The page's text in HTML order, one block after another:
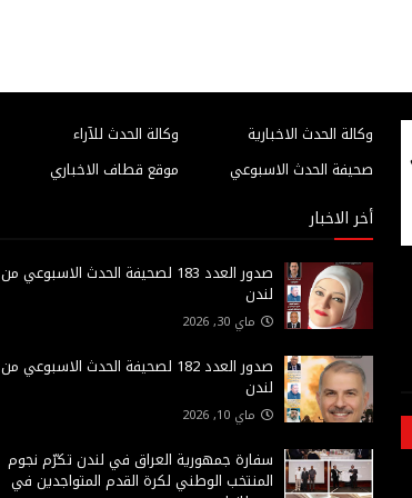
وكالة الحدث للآراء
وكالة الحدث الاخبارية
موقع قطاف الاخباري
صحيفة الحدث الاسبوعي
أخر الاخبار
صدور العدد 183 لصحيفة الحدث الاسبوعي من
لندن
ماي 30, 2026
صدور العدد 182 لصحيفة الحدث الاسبوعي من
لندن
ماي 10, 2026
سفارة جمهورية العراق في لندن تكرّم نجوم
المنتخب الوطني لكرة القدم المتواجدين في